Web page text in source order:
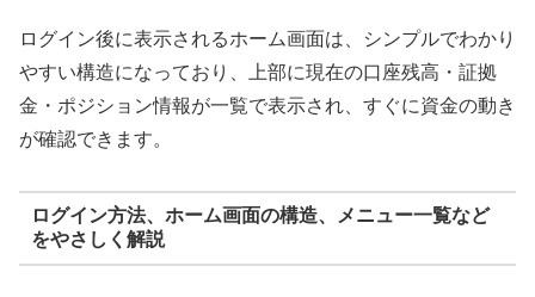
ログイン後に表示されるホーム画面は、シンプルでわかり
やすい構造になっており、上部に現在の口座残高・証拠
金・ポジション情報が一覧で表示され、すぐに資金の動き
が確認できます。
ログイン方法、ホーム画面の構造、メニュー一覧など
をやさしく解説